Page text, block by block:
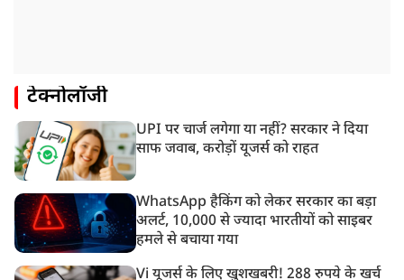
टेक्नोलॉजी
UPI पर चार्ज लगेगा या नहीं? सरकार ने दिया
साफ जवाब, करोड़ों यूजर्स को राहत
WhatsApp हैकिंग को लेकर सरकार का बड़ा
अलर्ट, 10,000 से ज्यादा भारतीयों को साइबर
हमले से बचाया गया
Vi यूजर्स के लिए खुशखबरी! 288 रुपये के खर्च